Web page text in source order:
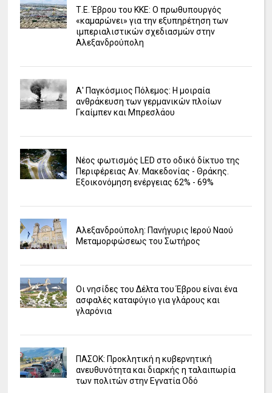
Τ.Ε. Έβρου του ΚΚΕ: Ο πρωθυπουργός
«καμαρώνει» για την εξυπηρέτηση των
ιμπεριαλιστικών σχεδιασμών στην
Αλεξανδρούπολη
Α' Παγκόσμιος Πόλεμος: Η μοιραία
ανθράκευση των γερμανικών πλοίων
Γκαίμπεν και Μπρεσλάου
Νέος φωτισμός LED στο οδικό δίκτυο της
Περιφέρειας Αν. Μακεδονίας - Θράκης.
Εξοικονόμηση ενέργειας 62% - 69%
Αλεξανδρούπολη: Πανήγυρις Ιερού Ναού
Μεταμορφώσεως του Σωτήρος
Οι νησίδες του Δέλτα του Έβρου είναι ένα
ασφαλές καταφύγιο για γλάρους και
γλαρόνια
ΠΑΣΟΚ: Προκλητική η κυβερνητική
ανευθυνότητα και διαρκής η ταλαιπωρία
των πολιτών στην Εγνατία Οδό